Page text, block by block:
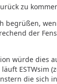
zu
begrüßen,
der
würde dies
ESTWsim
die sich